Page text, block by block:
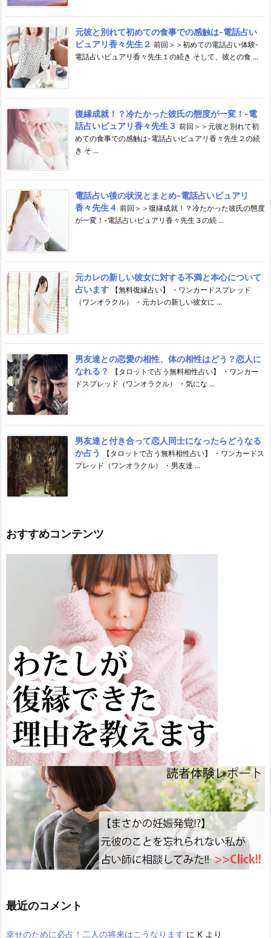
元彼と別れて初めての食事での感触は-電話占い
ピュアリ香々先生２ 前回＞＞初めての電話占い体験-
電話占いピュアリ香々先生１の続き そして、彼との食 ...
復縁成就！？冷たかった彼氏の態度が一変！-電
話占いピュアリ香々先生３ 前回＞＞元彼と別れて初
めての食事での感触は-電話占いピュアリ香々先生２の続
き そ ...
電話占い後の状況とまとめ-電話占いピュアリ
香々先生４ 前回＞＞復縁成就！？冷たかった彼氏の態度
が一変！-電話占いピュアリ香々先生３の続 ...
元カレの新しい彼女に対する不満と本心について
占います
【無料復縁占い】 ・ワンカードスプレッド
（ワンオラクル） ・元カレの新しい彼女に ...
男友達との恋愛の相性、体の相性はどう？恋人に
なれる？
【タロットで占う無料相性占い】 ・ワンカー
ドスプレッド（ワンオラクル） ・気にな ...
男友達と付き合って恋人同士になったらどうなる
か占う
【タロットで占う無料相性占い】 ・ワンカードス
プレッド（ワンオラクル） ・男友達 ...
おすすめコンテンツ
最近のコメント
幸せのために必占！二人の将来はこうなります に K より